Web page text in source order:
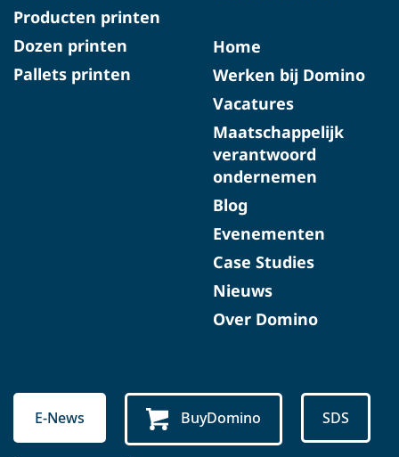
Producten printen
Dozen printen
Pallets printen
Home
Werken bij Domino
Vacatures
Maatschappelijk
verantwoord
ondernemen
Blog
Evenementen
Case Studies
Nieuws
Over Domino
E-News BuyDomino SDS